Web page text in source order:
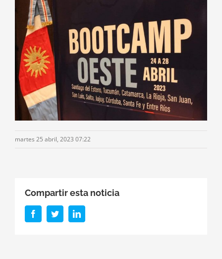
martes 25 abril, 2023 07:22
Compartir esta noticia
FacebookTwitterLinkedIn